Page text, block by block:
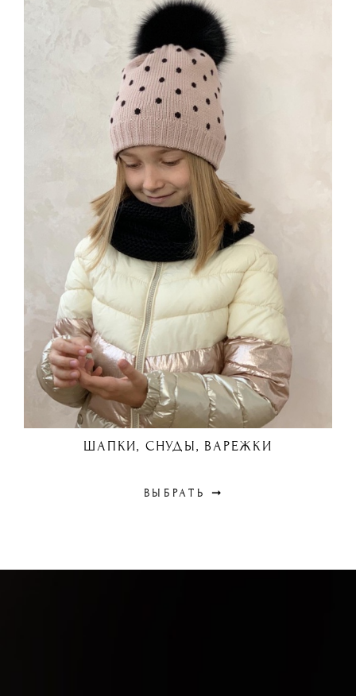
ШАПКИ, СНУДЫ, ВАРЕЖКИ
ВЫБРАТЬ ➞